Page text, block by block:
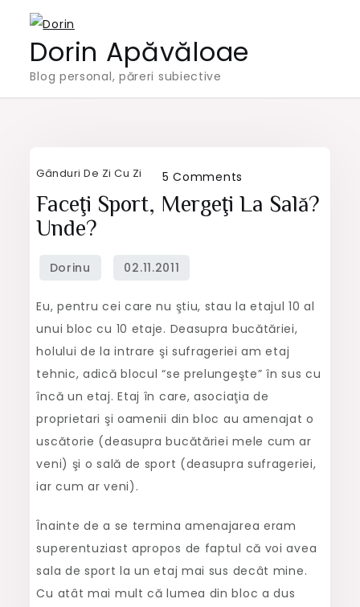
contentDorin Apăvăloae
Blog personal, păreri subiective
Gânduri De Zi Cu Zi 5 Comments
Faceţi
Unde?
Faceţi Sport, Mergeţi La Sală?
Unde?
Eu, pentru cei care nu ştiu, stau la etajul 10 al
unui bloc cu 10 etaje. Deasupra bucătăriei,
holului de la intrare şi sufrageriei am etaj
tehnic, adică blocul “se prelungeşte” în sus cu
încă un etaj. Etaj în care, asociaţia de
proprietari şi oamenii din bloc au amenajat o
uscătorie (deasupra bucătăriei mele cum ar
veni) şi o sală de sport (deasupra sufrageriei,
iar cum ar veni).
Înainte de a se termina amenajarea eram
superentuziast apropos de faptul că voi avea
sala de sport la un etaj mai sus decât mine.
Cu atât mai mult că lumea din bloc a dus